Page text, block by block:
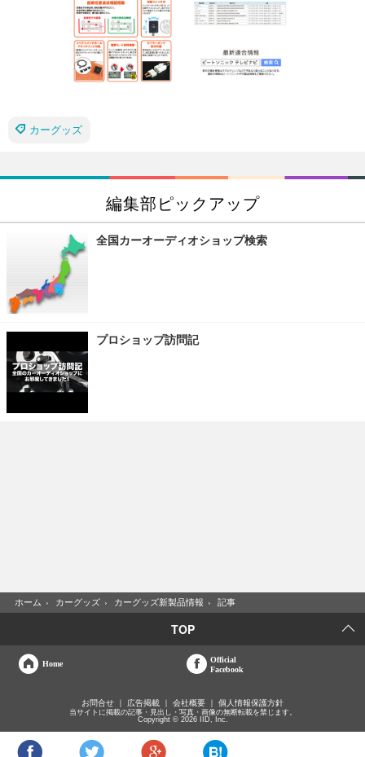
カーグッズ
編集部ピックアップ
全国カーオーディオショップ検索
プロショップ訪問記
ホーム › カーグッズ › カーグッズ新製品情報 › 記事
TOP
Home
Official
Facebook
お問合せ 広告掲載 会社概要 個人情報保護方針
当サイトに掲載の記事・見出し・写真・画像の無断転載を禁じます。
Copyright © 2026 IID, Inc.